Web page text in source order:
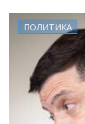
ПОЛИТИКА